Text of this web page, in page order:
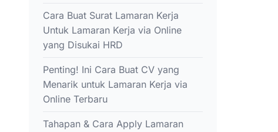
Cara Buat Surat Lamaran Kerja
Untuk Lamaran Kerja via Online
yang Disukai HRD
Penting! Ini Cara Buat CV yang
Menarik untuk Lamaran Kerja via
Online Terbaru
Tahapan & Cara Apply Lamaran